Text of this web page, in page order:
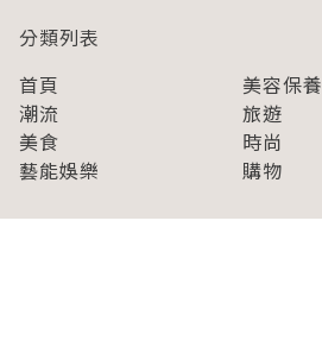
分類列表
首頁
美容保養
潮流
旅遊
美食
時尚
藝能娛樂
購物